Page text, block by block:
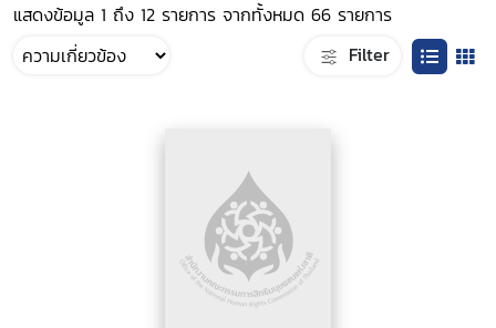
แสดงข้อมูล 1 ถึง 12 รายการ จากทั้งหมด 66 รายการ
Filter